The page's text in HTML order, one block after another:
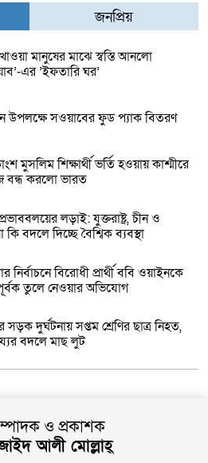
জনপ্রিয়
মানুষের মাঝে স্বস্তি আনলো
এর ’ইফতারি ঘর’
উপলক্ষে সওয়াবের ফুড প্যাক বিতরণ
মুসলিম শিক্ষার্থী ভর্তি হওয়ায় কাশ্মীরে
বন্ধ করলো ভারত
লড়াই: যুক্তরাষ্ট্র, চীন ও
কি বদলে দিচ্ছে বৈশ্বিক ব্যবস্থা
নির্বাচনে বিরোধী প্রার্থী ববি ওয়াইনকে
তুলে নেওয়ার অভিযোগ
সড়ক দুর্ঘটনায় সপ্তম শ্রেণির ছাত্র নিহত,
বদলে মাছ লুট
থেকে ৭৮ লাখ আউন্স সোনা উত্তোলন
কোম্পানি মা’আদেনের
ও প্রকাশক
আলী মোল্লাহ্